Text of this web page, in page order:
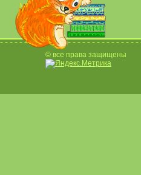
© все права защищены